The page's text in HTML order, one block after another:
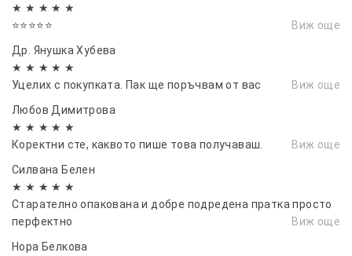
★ ★ ★ ★ ★
⭐⭐⭐⭐⭐
Виж още
Др. Янушка Хубева
★ ★ ★ ★ ★
Уцелих с покупката. Пак ще поръчвам от вас
Виж още
Любов Димитрова
★ ★ ★ ★ ★
Коректни сте, каквото пише това получаваш.
Виж още
Силвана Белен
★ ★ ★ ★ ★
Старателно опакована и добре подредена пратка просто
перфектно
Виж още
Нора Белкова